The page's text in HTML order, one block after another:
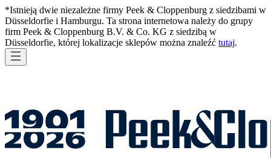
*Istnieją dwie niezależne firmy Peek & Cloppenburg z siedzibami w
Düsseldorfie i Hamburgu. Ta strona internetowa należy do grupy
firm Peek & Cloppenburg B.V. & Co. KG z siedzibą w
Düsseldorfie, której lokalizacje sklepów można znaleźć tutaj.